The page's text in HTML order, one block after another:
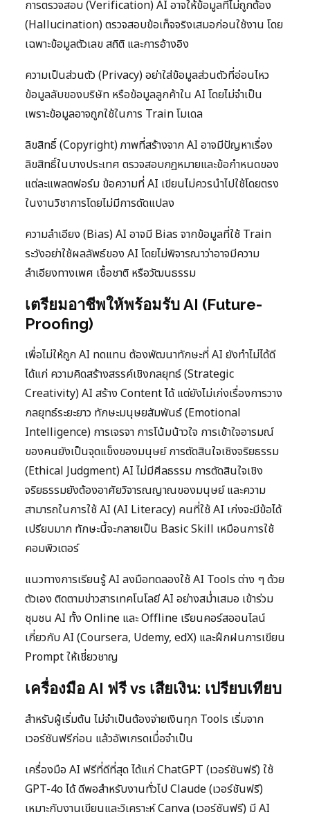
การตรวจสอบ (Verification) AI อาจให้ข้อมูลที่ไม่ถูกต้อง
(Hallucination) ตรวจสอบข้อเท็จจริงเสมอก่อนใช้งาน โดย
เฉพาะข้อมูลตัวเลข สถิติ และการอ้างอิง
ความเป็นส่วนตัว (Privacy) อย่าใส่ข้อมูลส่วนตัวที่อ่อนไหว
ข้อมูลลับของบริษัท หรือข้อมูลลูกค้าใน AI โดยไม่จำเป็น
เพราะข้อมูลอาจถูกใช้ในการ Train โมเดล
ลิขสิทธิ์ (Copyright) ภาพที่สร้างจาก AI อาจมีปัญหาเรื่อง
ลิขสิทธิ์ในบางประเทศ ตรวจสอบกฎหมายและข้อกำหนดของ
แต่ละแพลตฟอร์ม ข้อความที่ AI เขียนไม่ควรนำไปใช้โดยตรง
ในงานวิชาการโดยไม่มีการดัดแปลง
ความลำเอียง (Bias) AI อาจมี Bias จากข้อมูลที่ใช้ Train
ระวังอย่าใช้ผลลัพธ์ของ AI โดยไม่พิจารณาว่าอาจมีความ
ลำเอียงทางเพศ เชื้อชาติ หรือวัฒนธรรม
เตรียมอาชีพให้พร้อมรับ AI (Future-
Proofing)
เพื่อไม่ให้ถูก AI ทดแทน ต้องพัฒนาทักษะที่ AI ยังทำไม่ได้ดี
ได้แก่ ความคิดสร้างสรรค์เชิงกลยุทธ์ (Strategic
Creativity) AI สร้าง Content ได้ แต่ยังไม่เก่งเรื่องการวาง
กลยุทธ์ระยะยาว ทักษะมนุษยสัมพันธ์ (Emotional
Intelligence) การเจรจา การโน้มน้าวใจ การเข้าใจอารมณ์
ของคนยังเป็นจุดแข็งของมนุษย์ การตัดสินใจเชิงจริยธรรม
(Ethical Judgment) AI ไม่มีศีลธรรม การตัดสินใจเชิง
จริยธรรมยังต้องอาศัยวิจารณญาณของมนุษย์ และความ
สามารถในการใช้ AI (AI Literacy) คนที่ใช้ AI เก่งจะมีข้อได้
เปรียบมาก ทักษะนี้จะกลายเป็น Basic Skill เหมือนการใช้
คอมพิวเตอร์
แนวทางการเรียนรู้ AI ลงมือทดลองใช้ AI Tools ต่าง ๆ ด้วย
ตัวเอง ติดตามข่าวสารเทคโนโลยี AI อย่างสม่ำเสมอ เข้าร่วม
ชุมชน AI ทั้ง Online และ Offline เรียนคอร์สออนไลน์
เกี่ยวกับ AI (Coursera, Udemy, edX) และฝึกฝนการเขียน
Prompt ให้เชี่ยวชาญ
เครื่องมือ AI ฟรี vs เสียเงิน: เปรียบเทียบ
สำหรับผู้เริ่มต้น ไม่จำเป็นต้องจ่ายเงินทุก Tools เริ่มจาก
เวอร์ชันฟรีก่อน แล้วอัพเกรดเมื่อจำเป็น
เครื่องมือ AI ฟรีที่ดีที่สุด ได้แก่ ChatGPT (เวอร์ชันฟรี) ใช้
GPT-4o ได้ ดีพอสำหรับงานทั่วไป Claude (เวอร์ชันฟรี)
เหมาะกับงานเขียนและวิเคราะห์ Canva (เวอร์ชันฟรี) มี AI